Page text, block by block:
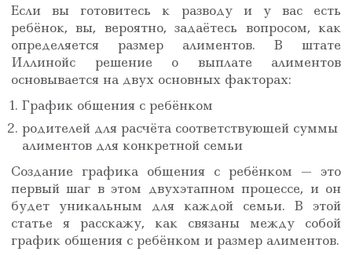
Если вы готовитесь к разводу и у вас есть
ребёнок, вы, вероятно, задаётесь вопросом, как
определяется размер алиментов. В штате
Иллинойс решение о выплате алиментов
основывается на двух основных факторах:
График общения с ребёнком
родителей для расчёта соответствующей суммы
алиментов для конкретной семьи
Создание графика общения с ребёнком — это
первый шаг в этом двухэтапном процессе, и он
будет уникальным для каждой семьи. В этой
статье я расскажу, как связаны между собой
график общения с ребёнком и размер алиментов.